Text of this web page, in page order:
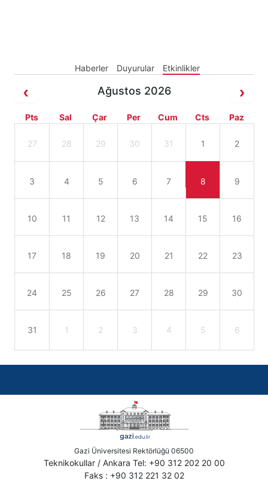
Haberler Duyurular Etkinlikler
Ağustos 2026
Pts Sal Çar Per Cum Cts Paz
27 28 29 30 31 1 2
3 4 5 6 7 8 9
10 11 12 13 14 15 16
17 18 19 20 21 22 23
24 25 26 27 28 29 30
31 1 2 3 4 5 6
Gazi Üniversitesi Rektörlüğü 06500
Teknikokullar / Ankara Tel: +90 312 202 20 00
Faks : +90 312 221 32 02